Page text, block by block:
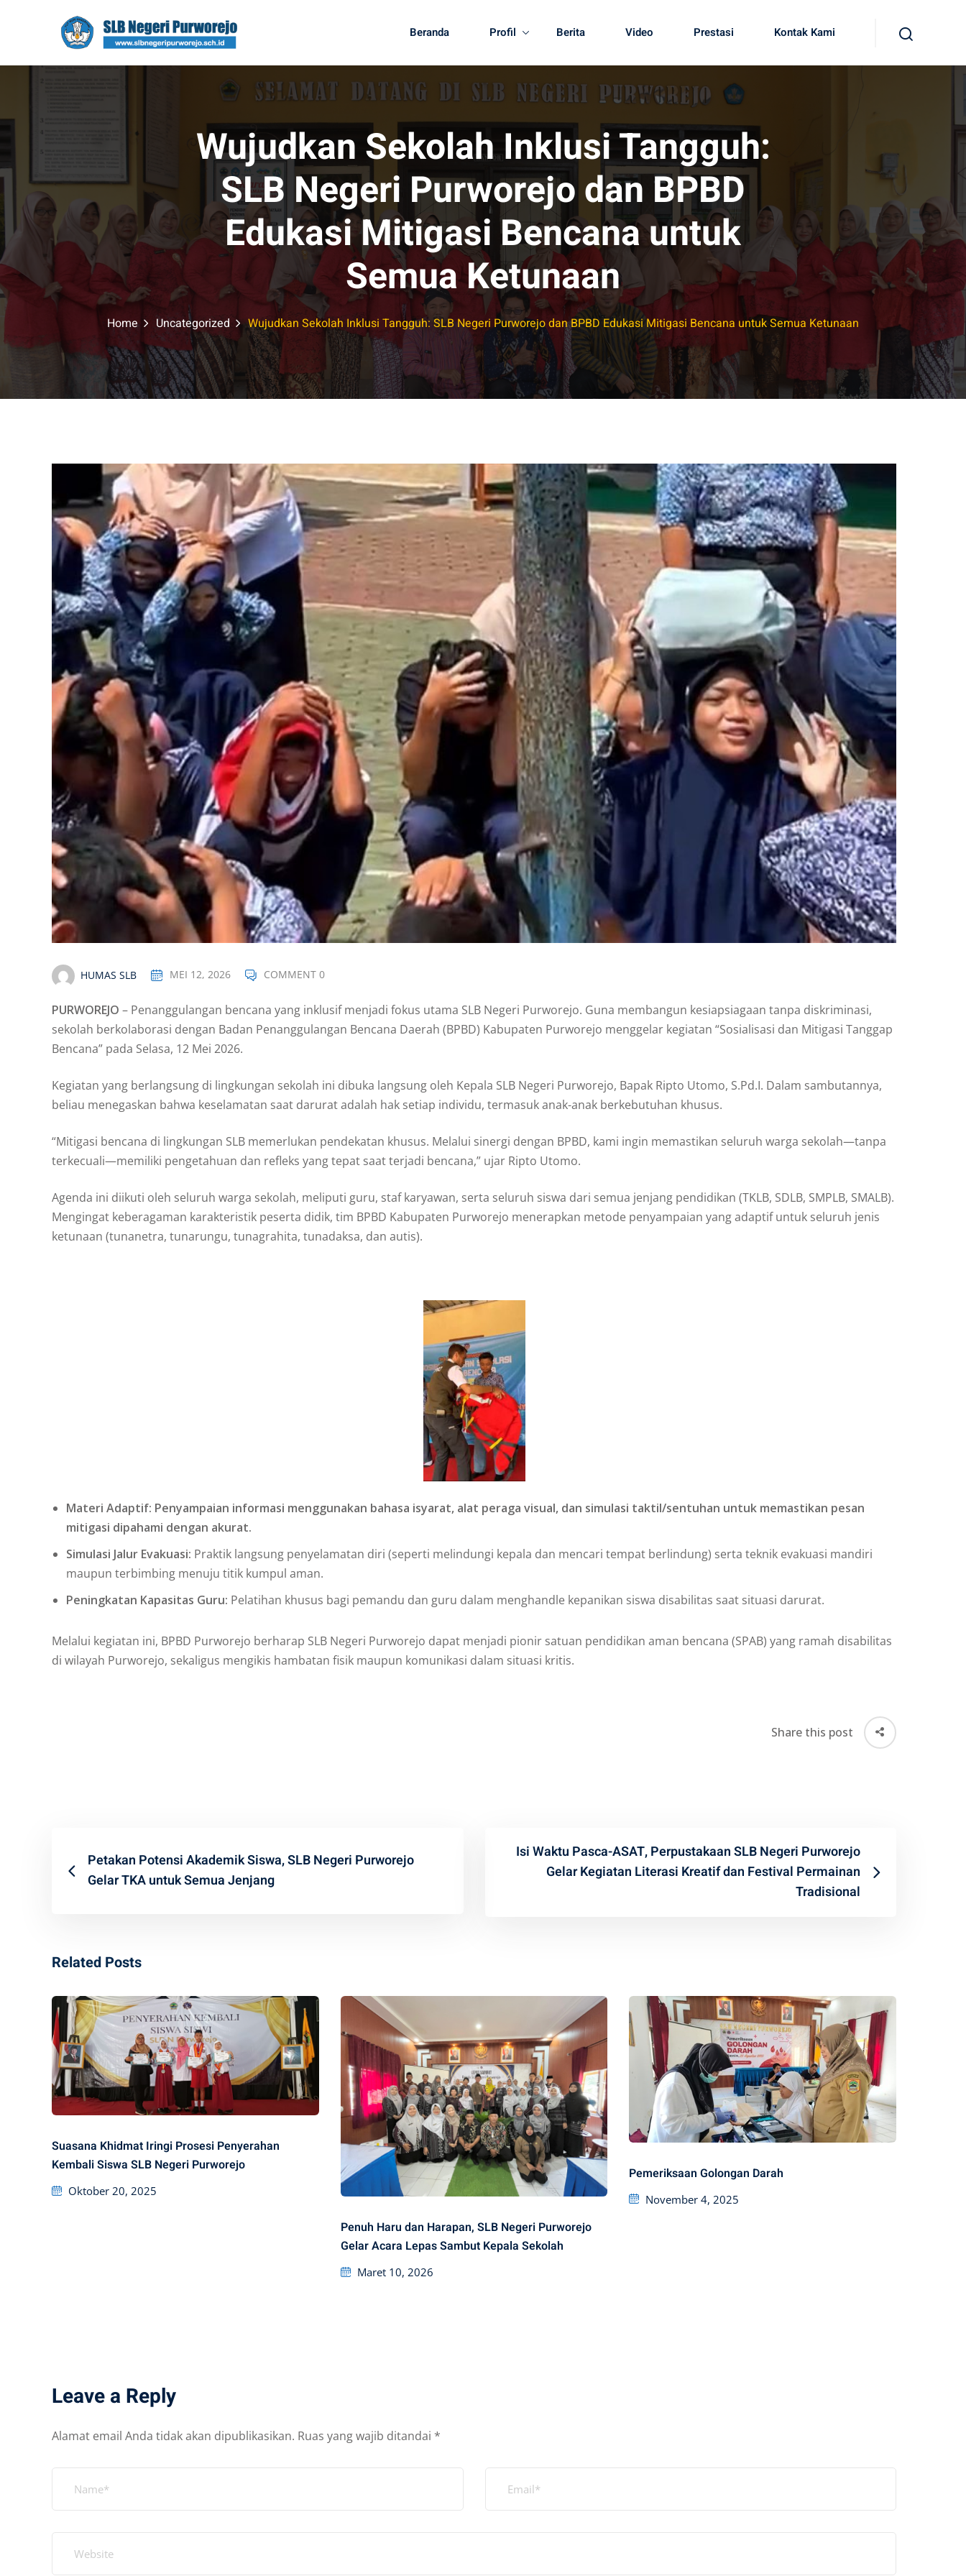
Beranda Profil Berita Video Prestasi Kontak Kami
Wujudkan Sekolah Inklusi Tangguh:
SLB Negeri Purworejo dan BPBD
Edukasi Mitigasi Bencana untuk
Semua Ketunaan
Home Uncategorized Wujudkan Sekolah Inklusi Tangguh: SLB Negeri Purworejo dan BPBD Edukasi Mitigasi Bencana untuk Semua Ketunaan
HUMAS SLB MEI 12, 2026 COMMENT 0
PURWOREJO – Penanggulangan bencana yang inklusif menjadi fokus utama SLB Negeri Purworejo. Guna membangun kesiapsiagaan tanpa diskriminasi,
sekolah berkolaborasi dengan Badan Penanggulangan Bencana Daerah (BPBD) Kabupaten Purworejo menggelar kegiatan “Sosialisasi dan Mitigasi Tanggap
Bencana” pada Selasa, 12 Mei 2026.
Kegiatan yang berlangsung di lingkungan sekolah ini dibuka langsung oleh Kepala SLB Negeri Purworejo, Bapak Ripto Utomo, S.Pd.I. Dalam sambutannya,
beliau menegaskan bahwa keselamatan saat darurat adalah hak setiap individu, termasuk anak-anak berkebutuhan khusus.
“Mitigasi bencana di lingkungan SLB memerlukan pendekatan khusus. Melalui sinergi dengan BPBD, kami ingin memastikan seluruh warga sekolah—tanpa
terkecuali—memiliki pengetahuan dan refleks yang tepat saat terjadi bencana,” ujar Ripto Utomo.
Agenda ini diikuti oleh seluruh warga sekolah, meliputi guru, staf karyawan, serta seluruh siswa dari semua jenjang pendidikan (TKLB, SDLB, SMPLB, SMALB).
Mengingat keberagaman karakteristik peserta didik, tim BPBD Kabupaten Purworejo menerapkan metode penyampaian yang adaptif untuk seluruh jenis
ketunaan (tunanetra, tunarungu, tunagrahita, tunadaksa, dan autis).
Materi Adaptif: Penyampaian informasi menggunakan bahasa isyarat, alat peraga visual, dan simulasi taktil/sentuhan untuk memastikan pesan
mitigasi dipahami dengan akurat.
Simulasi Jalur Evakuasi: Praktik langsung penyelamatan diri (seperti melindungi kepala dan mencari tempat berlindung) serta teknik evakuasi mandiri
maupun terbimbing menuju titik kumpul aman.
Peningkatan Kapasitas Guru: Pelatihan khusus bagi pemandu dan guru dalam menghandle kepanikan siswa disabilitas saat situasi darurat.
Melalui kegiatan ini, BPBD Purworejo berharap SLB Negeri Purworejo dapat menjadi pionir satuan pendidikan aman bencana (SPAB) yang ramah disabilitas
di wilayah Purworejo, sekaligus mengikis hambatan fisik maupun komunikasi dalam situasi kritis.
Share this post
Petakan Potensi Akademik Siswa, SLB Negeri Purworejo
Gelar TKA untuk Semua Jenjang
Isi Waktu Pasca-ASAT, Perpustakaan SLB Negeri Purworejo
Gelar Kegiatan Literasi Kreatif dan Festival Permainan
Tradisional
Related Posts
Suasana Khidmat Iringi Prosesi Penyerahan
Kembali Siswa SLB Negeri Purworejo
Posted
Oktober 20, 2025
Penuh Haru dan Harapan, SLB Negeri Purworejo
Gelar Acara Lepas Sambut Kepala Sekolah
Posted
Maret 10, 2026
Pemeriksaan Golongan Darah
Posted
November 4, 2025
Leave a Reply
Alamat email Anda tidak akan dipublikasikan. Ruas yang wajib ditandai *